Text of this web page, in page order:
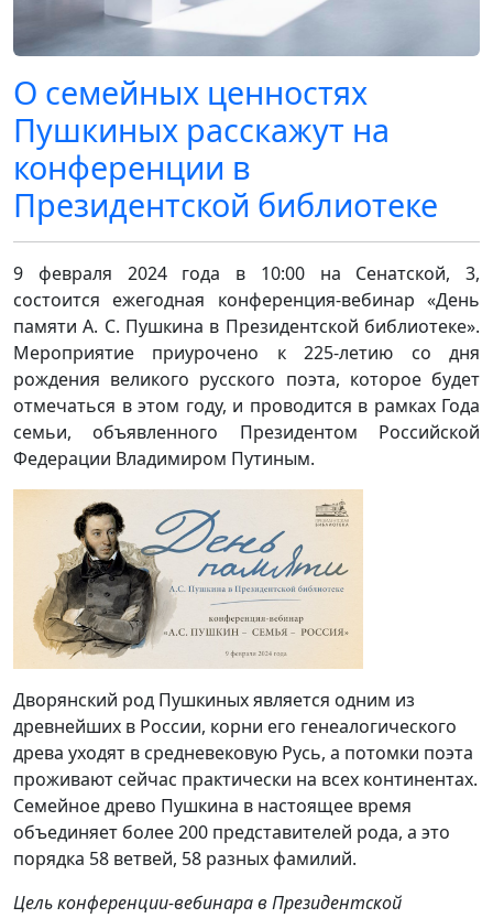
О семейных ценностях
Пушкиных расскажут на
конференции в
Президентской библиотеке
9 февраля 2024 года в 10:00 на Сенатской, 3,
состоится ежегодная конференция-вебинар «День
памяти А. С. Пушкина в Президентской библиотеке».
Мероприятие приурочено к 225-летию со дня
рождения великого русского поэта, которое будет
отмечаться в этом году, и проводится в рамках Года
семьи, объявленного Президентом Российской
Федерации Владимиром Путиным.
Дворянский род Пушкиных является одним из
древнейших в России, корни его генеалогического
древа уходят в средневековую Русь, а потомки поэта
проживают сейчас практически на всех континентах.
Семейное древо Пушкина в настоящее время
объединяет более 200 представителей рода, а это
порядка 58 ветвей, 58 разных фамилий.
Цель конференции-вебинара в Президентской